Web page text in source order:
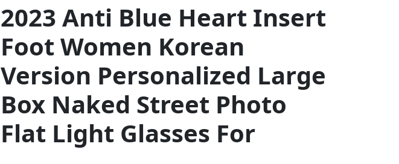
2023 Anti Blue Heart Insert
Foot Women Korean
Version Personalized Large
Box Naked Street Photo
Flat Light Glasses For